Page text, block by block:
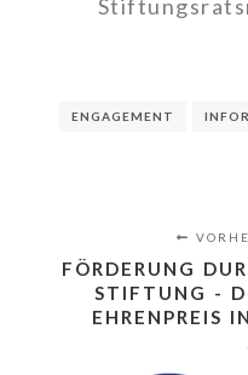
ENGAGEMENT
FÖRDERUNG
STIFTUNG -
EHRENPREIS